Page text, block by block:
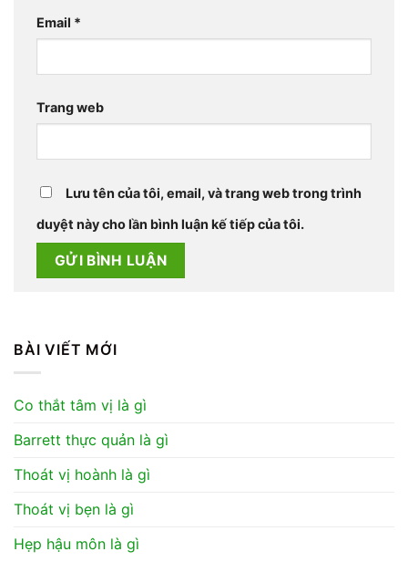
Email *
Trang web
Lưu tên của tôi, email, và trang web trong trình
duyệt này cho lần bình luận kế tiếp của tôi.
BÀI VIẾT MỚI
Co thắt tâm vị là gì
Barrett thực quản là gì
Thoát vị hoành là gì
Thoát vị bẹn là gì
Hẹp hậu môn là gì